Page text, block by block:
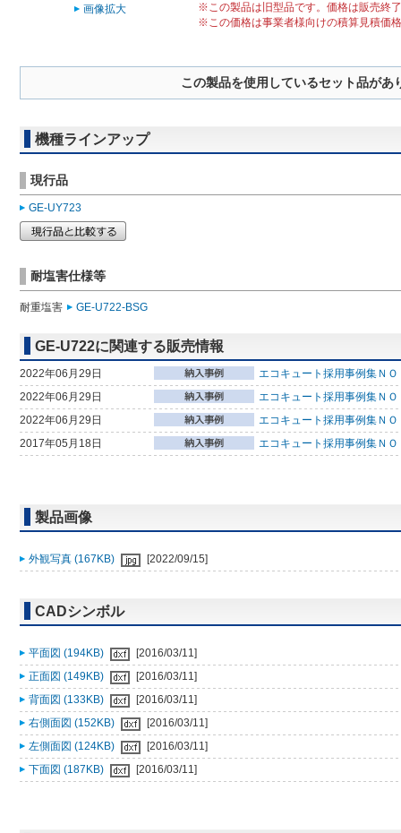
画像拡大
※この製品は旧型品です。価格は販売終
※この価格は事業者様向けの積算見積価
この製品を使用しているセット品があ
機種ラインアップ
現行品
GE-UY723
耐塩害仕様等
耐重塩害 GE-U722-BSG
GE-U722に関連する販売情報
2022年06月29日
エコキュート採用事例集Ｎ
2022年06月29日
エコキュート採用事例集Ｎ
2022年06月29日
エコキュート採用事例集Ｎ
2017年05月18日
エコキュート採用事例集Ｎ
製品画像
外観写真 (167KB) [2022/09/15]
CADシンボル
平面図 (194KB)
[2016/03/11]
正面図 (149KB)
[2016/03/11]
背面図 (133KB)
[2016/03/11]
右側面図 (152KB)
[2016/03/11]
左側面図 (124KB)
[2016/03/11]
下面図 (187KB)
[2016/03/11]